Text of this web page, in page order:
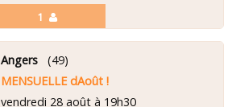
1
Angers(49)
MENSUELLE dAoût !
vendredi 28 août à 19h30